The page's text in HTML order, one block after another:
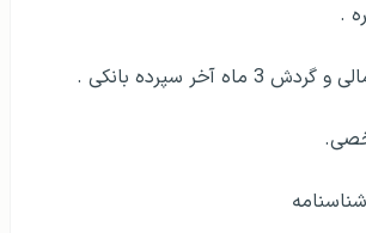
.
ماه آخر سپرده بانکی .